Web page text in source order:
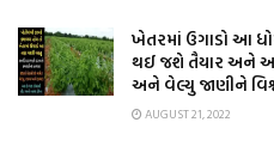
ખેતરમાં ઉગાડો આ
થઈ જશે તૈયાર અને
અને વેલ્યુ જાણીને
AUGUST 21, 2022